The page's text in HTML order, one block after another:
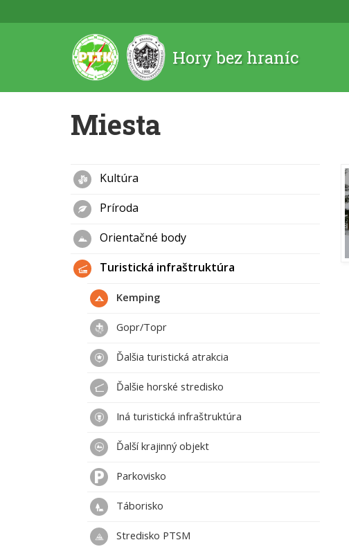
Hory bez hraníc
Miesta
Kultúra
Príroda
Orientačné body
Turistická infraštruktúra
Kemping
Gopr/Topr
Ďalšia turistická atrakcia
Ďalšie horské stredisko
Iná turistická infraštruktúra
Ďalší krajinný objekt
Parkovisko
Táborisko
Stredisko PTSM